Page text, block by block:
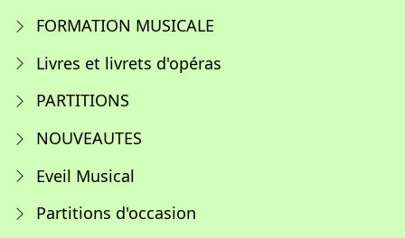
FORMATION MUSICALE
Livres et livrets d'opéras
PARTITIONS
NOUVEAUTES
Eveil Musical
Partitions d'occasion